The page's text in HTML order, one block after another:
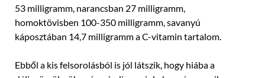
53 milligramm, narancsban 27 milligramm,
homoktövisben 100-350 milligramm, savanyú
káposztában 14,7 milligramm a C-vitamin tartalom.
Ebből a kis felsorolásból is jól látszik, hogy hiába a